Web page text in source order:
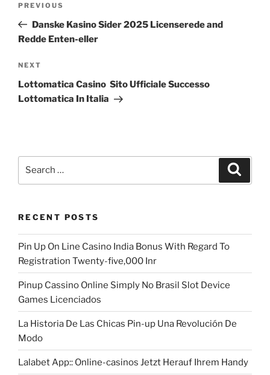
Previous
Post
PREVIOUS
Danske Kasino Sider 2025 Licenserede and
Redde Enten-eller
Next
Post
NEXT
Lottomatica Casino ️ Sito Ufficiale Successo
Lottomatica In Italia
RECENT POSTS
Pin Up On Line Casino India Bonus With Regard To
Registration Twenty-five,000 Inr
Pinup Cassino Online Simply No Brasil Slot Device
Games Licenciados
La Historia De Las Chicas Pin-up Una Revolución De
Modo
Lalabet App:: Online-casinos Jetzt Herauf Ihrem Handy